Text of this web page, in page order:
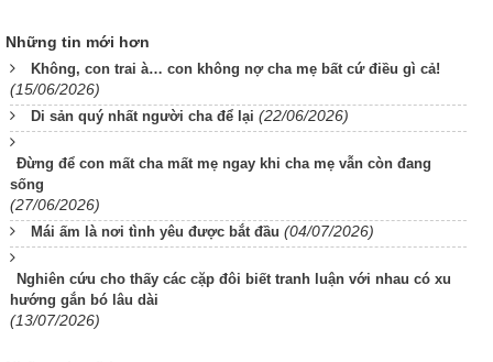
Những tin mới hơn
Không, con trai à… con không nợ cha mẹ bất cứ điều gì cả!
(15/06/2026)
Di sản quý nhất người cha để lại (22/06/2026)
Đừng để con mất cha mất mẹ ngay khi cha mẹ vẫn còn đang
sống
(27/06/2026)
Mái ấm là nơi tình yêu được bắt đầu (04/07/2026)
Nghiên cứu cho thấy các cặp đôi biết tranh luận với nhau có xu
hướng gắn bó lâu dài
(13/07/2026)